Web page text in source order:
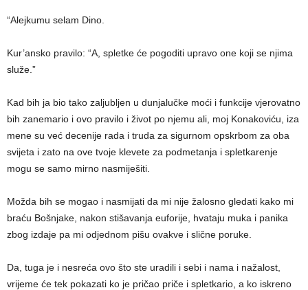
“Alejkumu selam Dino.
Kur’ansko pravilo: “A, spletke će pogoditi upravo one koji se njima
služe.”
Kad bih ja bio tako zaljubljen u dunjalučke moći i funkcije vjerovatno
bih zanemario i ovo pravilo i život po njemu ali, moj Konakoviću, iza
mene su već decenije rada i truda za sigurnom opskrbom za oba
svijeta i zato na ove tvoje klevete za podmetanja i spletkarenje
mogu se samo mirno nasmiješiti.
Možda bih se mogao i nasmijati da mi nije žalosno gledati kako mi
braću Bošnjake, nakon stišavanja euforije, hvataju muka i panika
zbog izdaje pa mi odjednom pišu ovakve i slične poruke.
Da, tuga je i nesreća ovo što ste uradili i sebi i nama i nažalost,
vrijeme će tek pokazati ko je pričao priče i spletkario, a ko iskreno